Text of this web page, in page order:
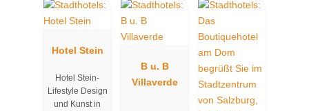
Hotel Stein
Hotel Stein-
Lifestyle Design
und Kunst in
B u. B
Villaverde